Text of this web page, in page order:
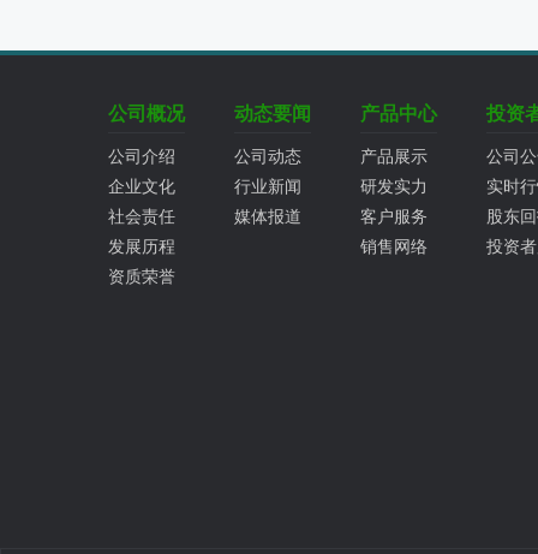
公司概况
公司介绍
企业文化
社会责任
发展历程
资质荣誉
动态要闻
公司动态
行业新闻
媒体报道
产品中心
产品展示
研发实力
客户服务
销售网络
投资
公司
实时
股东
投资